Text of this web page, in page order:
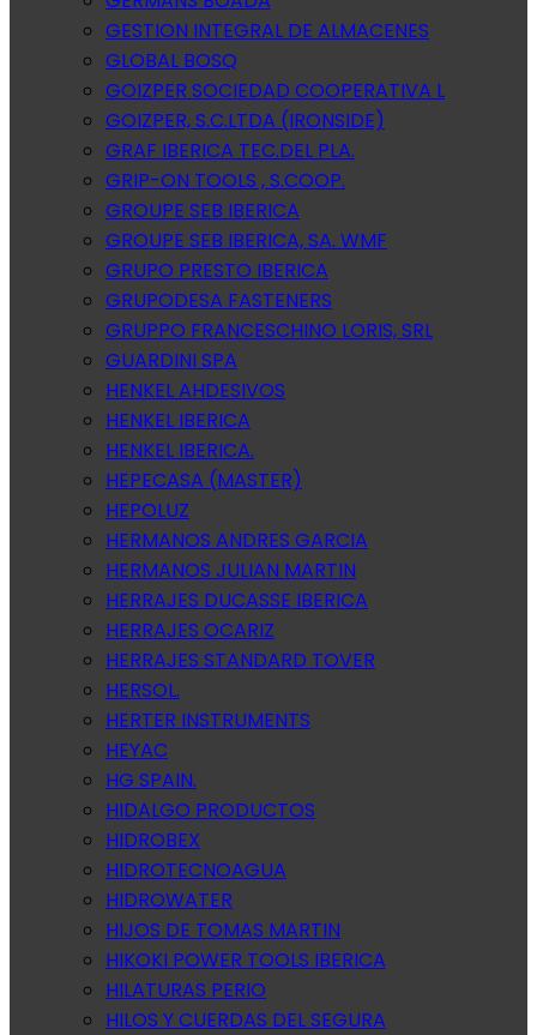
GESTION INTEGRAL DE ALMACENES
GLOBAL BOSQ
GOIZPER SOCIEDAD COOPERATIVA L
GOIZPER, S.C.LTDA (IRONSIDE)
GRAF IBERICA TEC.DEL PLA.
GRIP-ON TOOLS , S.COOP.
GROUPE SEB IBERICA
GROUPE SEB IBERICA, SA. WMF
GRUPO PRESTO IBERICA
GRUPODESA FASTENERS
GRUPPO FRANCESCHINO LORIS, SRL
GUARDINI SPA
HENKEL AHDESIVOS
HENKEL IBERICA
HENKEL IBERICA.
HEPECASA (MASTER)
HEPOLUZ
HERMANOS ANDRES GARCIA
HERMANOS JULIAN MARTIN
HERRAJES DUCASSE IBERICA
HERRAJES OCARIZ
HERRAJES STANDARD TOVER
HERSOL.
HERTER INSTRUMENTS
HEYAC
HG SPAIN.
HIDALGO PRODUCTOS
HIDROBEX
HIDROTECNOAGUA
HIDROWATER
HIJOS DE TOMAS MARTIN
HIKOKI POWER TOOLS IBERICA
HILATURAS PERIO
HILOS Y CUERDAS DEL SEGURA